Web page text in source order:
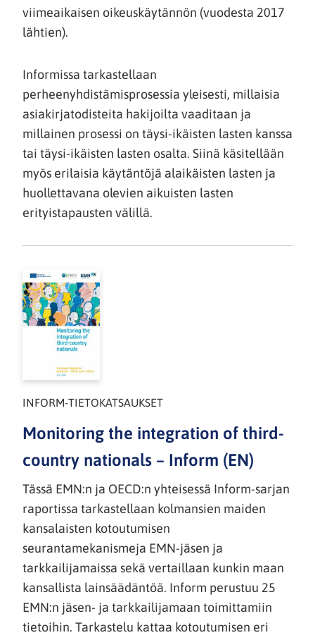
viimeaikaisen oikeuskäytännön (vuodesta 2017
lähtien).
Informissa tarkastellaan
perheenyhdistämisprosessia yleisesti, millaisia
asiakirjatodisteita hakijoilta vaaditaan ja
millainen prosessi on täysi-ikäisten lasten kanssa
tai täysi-ikäisten lasten osalta. Siinä käsitellään
myös erilaisia käytäntöjä alaikäisten lasten ja
huollettavana olevien aikuisten lasten
erityistapausten välillä.
INFORM-TIETOKATSAUKSET
Monitoring the integration of third-
country nationals – Inform (EN)
Tässä EMN:n ja OECD:n yhteisessä Inform-sarjan
raportissa tarkastellaan kolmansien maiden
kansalaisten kotoutumisen
seurantamekanismeja EMN-jäsen ja
tarkkailijamaissa sekä vertaillaan kunkin maan
kansallista lainsäädäntöä. Inform perustuu 25
EMN:n jäsen- ja tarkkailijamaan toimittamiin
tietoihin. Tarkastelu kattaa kotoutumisen eri